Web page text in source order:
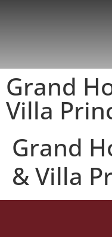
Grand
Villa
Grand
& Villa